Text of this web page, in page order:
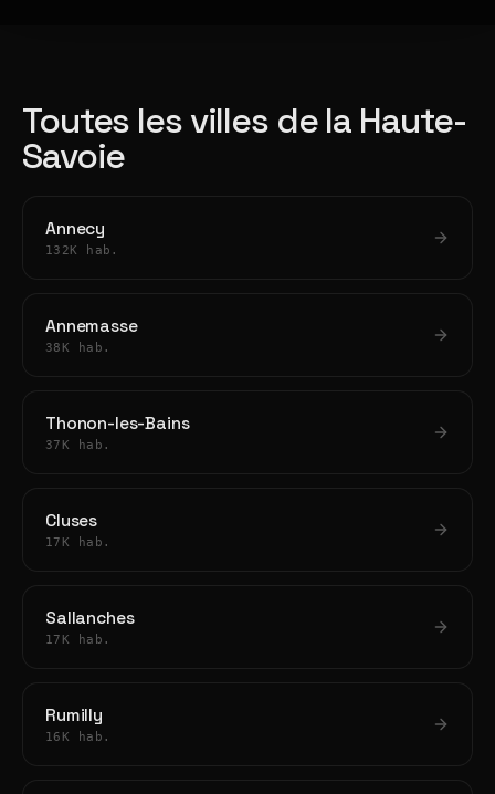
Toutes les villes de la Haute-
Savoie
Annecy
132K hab.
Annemasse
38K hab.
Thonon-les-Bains
37K hab.
Cluses
17K hab.
Sallanches
17K hab.
Rumilly
16K hab.